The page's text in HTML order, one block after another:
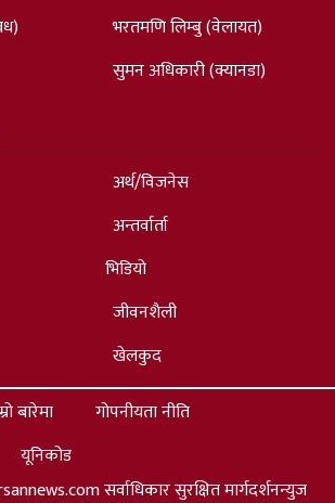
भरतमणि लिम्बु (वेलायत)
सुमन अधिकारी (क्यानडा)
अर्थ/विजनेस
अन्तर्वार्ता
भिडियो
जीवनशैली
खेलकुद
बारेमा
गोपनीयता नीति
यूनिकोड
सर्वाधिकार सुरक्षित मार्गदर्शनन्युज